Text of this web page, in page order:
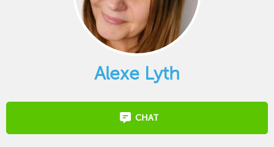
Alexe Lyth
CHAT